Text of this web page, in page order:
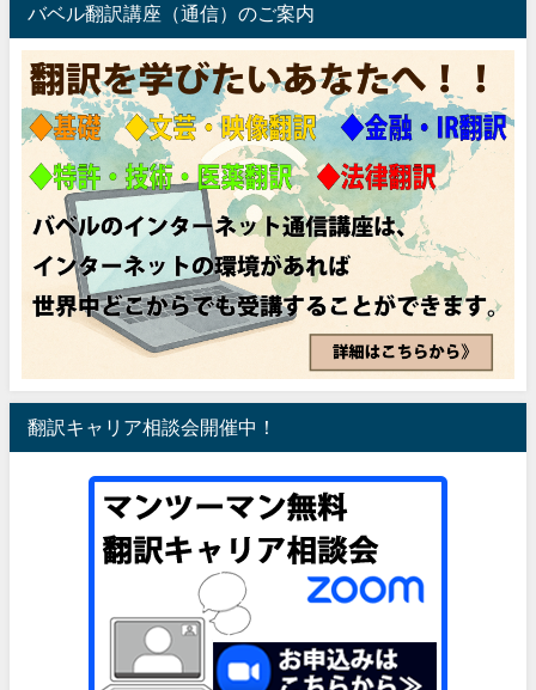
バベル翻訳講座（通信）のご案内
翻訳キャリア相談会開催中！